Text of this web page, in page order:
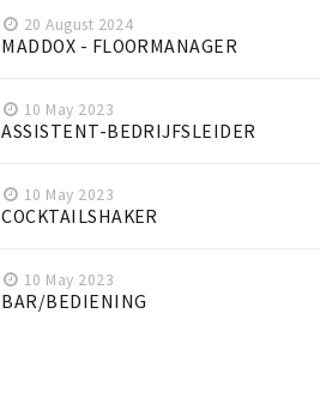
20 August 2024
MADDOX - FLOORMANAGER
10 May 2023
ASSISTENT-BEDRIJFSLEIDER
10 May 2023
COCKTAILSHAKER
10 May 2023
BAR/BEDIENING